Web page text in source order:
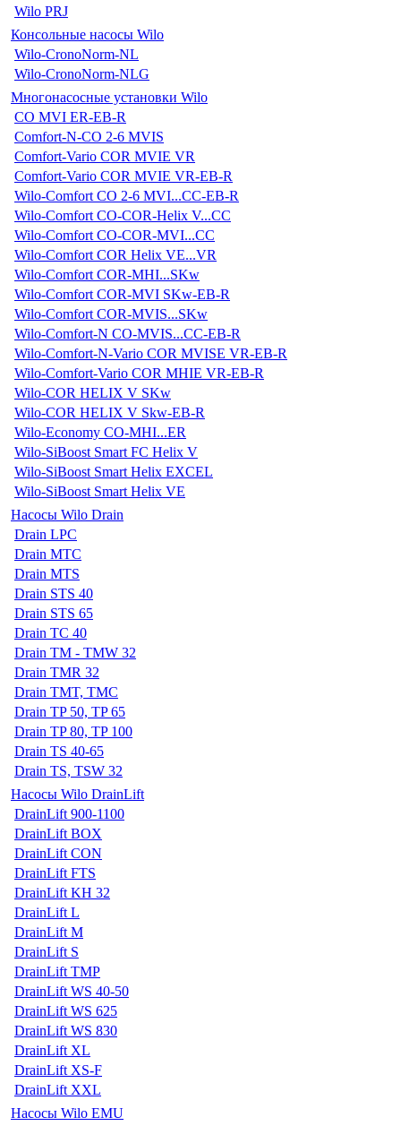
Wilo PRJ
Консольные насосы Wilo
Wilo-CronoNorm-NL
Wilo-CronoNorm-NLG
Многонасосные установки Wilo
CO MVI ER-EB-R
Comfort-N-CO 2-6 MVIS
Comfort-Vario COR MVIE VR
Comfort-Vario COR MVIE VR-EB-R
Wilo-Comfort CO 2-6 MVI...CC-EB-R
Wilo-Comfort CO-COR-Helix V...CC
Wilo-Comfort CO-COR-MVI...CC
Wilo-Comfort COR Helix VE...VR
Wilo-Comfort COR-MHI...SKw
Wilo-Comfort COR-MVI SKw-EB-R
Wilo-Comfort COR-MVIS...SKw
Wilo-Comfort-N CO-MVIS...CC-EB-R
Wilo-Comfort-N-Vario COR MVISE VR-EB-R
Wilo-Comfort-Vario COR MHIE VR-EB-R
Wilo-COR HELIX V SKw
Wilo-COR HELIX V Skw-EB-R
Wilo-Economy CO-MHI...ER
Wilo-SiBoost Smart FC Helix V
Wilo-SiBoost Smart Helix EXCEL
Wilo-SiBoost Smart Helix VE
Насосы Wilo Drain
Drain LPC
Drain MTC
Drain MTS
Drain STS 40
Drain STS 65
Drain TC 40
Drain TM - TMW 32
Drain TMR 32
Drain TMT, TMC
Drain TP 50, TP 65
Drain TP 80, TP 100
Drain TS 40-65
Drain TS, TSW 32
Насосы Wilo DrainLift
DrainLift 900-1100
DrainLift BOX
DrainLift CON
DrainLift FTS
DrainLift KH 32
DrainLift L
DrainLift M
DrainLift S
DrainLift TMP
DrainLift WS 40-50
DrainLift WS 625
DrainLift WS 830
DrainLift XL
DrainLift XS-F
DrainLift XXL
Насосы Wilo EMU